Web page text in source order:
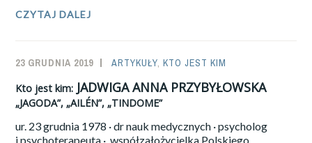
CZYTAJ DALEJ
ROBAK:
PORĘBSKI
–
KÓŁ
WYWIAD
23 GRUDNIA 2019
SAILOR-
ADMIN
ARTYKUŁY,KTO JEST KIM
Kto jest kim: JADWIGA ANNA PRZYBYŁOWSKA
„JAGODA”, „AILÉN”, „TINDOME”
ur. 23 grudnia 1978 · dr nauk medycznych · psycholog
i psychoterapeuta · współzałożycielka Polskiego